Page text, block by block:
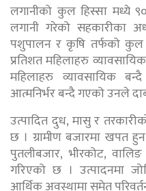
लगानीको कुल हिस्सा मध्ये
लगानी गरेको सहकारीका
पशुपालन र कृषि तर्फको कुल
प्रतिशत महिलाहरु
महिलाहरु व्यावसायिक
आत्मनिर्भर बन्दै गएको उनले
उत्पादित दुध, मासु र
छ । ग्रामीण बजारमा खपत
पुतलीबजार, भीरकोट,
गरिएको छ । उत्पादनमा
आर्थिक अवस्थामा समेत